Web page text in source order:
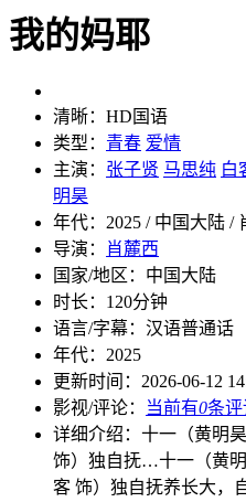
我的妈耶
清晰： HD国语
类型： 青春 爱情
主演： 张子贤 马思纯 白
明昊
年代： 2025 / 中国大陆 /
导演：
肖麓西
国家/地区： 中国大陆
时长： 120分钟
语言/字幕： 汉语普通话
年代： 2025
更新时间： 2026-06-12
影视/评论：
当前有0条评
详细介绍： 十一（黄明
饰）独自抚…十一（黄
客 饰）独自抚养长大，